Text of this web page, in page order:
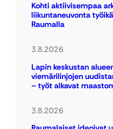
Kohti aktiivisempaa
liikuntaneuvonta
Raumalla
3.8.2026
Lapin keskustan
viemärilinjojen
– työt alkavat
3.8.2026